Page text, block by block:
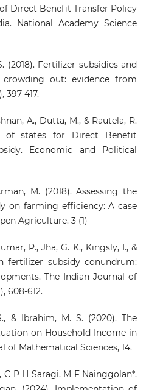
Direct Benefit Transfer Policy
National Academy Science
(2018). Fertilizer subsidies and
out: evidence from
397-417.
A., Dutta, M., & Rautela, R.
of states for Direct Benefit
Economic and Political
M. (2018). Assessing the
on farming efficiency: A case
Agriculture. 3 (1)
P., Jha, G. K., Kingsly, I., &
fertilizer subsidy conundrum:
The Indian Journal of
608-612.
& Ibrahim, M. S. (2020). The
on Household Income in
of Mathematical Sciences, 14.
P H Saragi, M F Nainggolan*,